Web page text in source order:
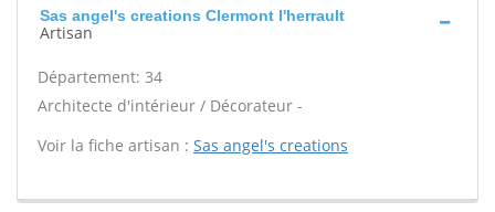
Sas angel's creations Clermont l'herrault
Artisan
Département: 34
Architecte d'intérieur / Décorateur -
Voir la fiche artisan : Sas angel's creations